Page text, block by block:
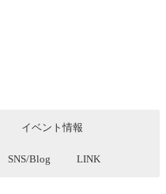
イベント情報
SNS/Blog
LINK